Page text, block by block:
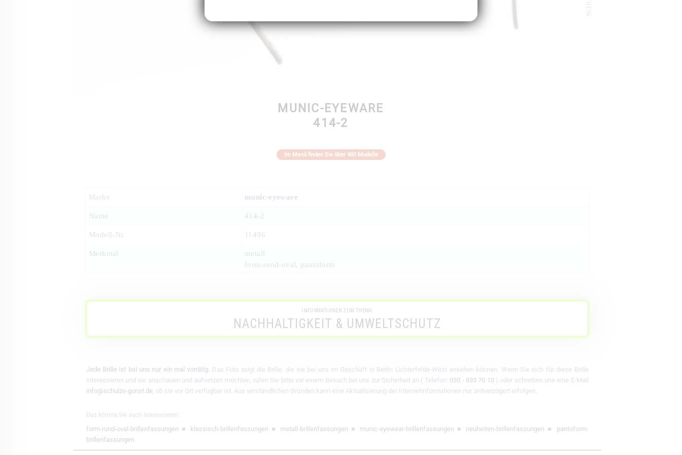
MUNIC-EYEWARE
414-2
im Menü finden Sie über 400 Modelle
Marke munic-eyeware
Name 414-2
Modell-Nr. 11496
Merkmal
metall
form-rund-oval, pantoform
INFORMATIONEN ZUM THEMA
NACHHALTIGKEIT & UMWELTSCHUTZ
Jede Brille ist bei uns nur ein mal vorrätig. Das Foto zeigt die Brille, die sie bei uns im Geschäft in Berlin Lichterfelde-West ansehen können. Wenn Sie sich für diese Brille
interessieren und sie anschauen und aufsetzen möchten, rufen Sie bitte vor einem Besuch bei uns zur Sicherheit an ( Telefon: 030 - 833 70 10 ) oder schreiben uns eine E-Mail
info@schulze-gunst.de , ob sie vor Ort verfügbar ist. Aus verständlichen Gründen kann eine Aktualisierung der Internetinformationen nur zeitverzögert erfolgen.
Das könnte Sie auch interessieren:
form-rund-oval-brillenfassungen ■ klassisch-brillenfassungen ■ metall-brillenfassungen ■ munic-eyewear-brillenfassungen ■ neuheiten-brillenfassungen ■ pantoform-
brillenfassungen